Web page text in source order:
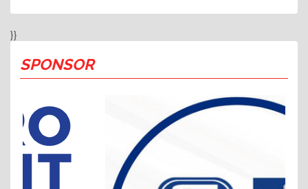
}}
SPONSOR